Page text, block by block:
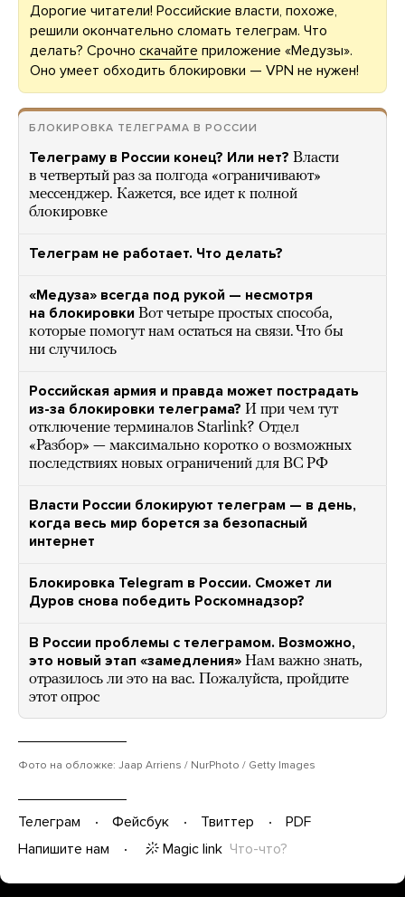
Дорогие читатели! Российские власти, похоже,
решили окончательно сломать телеграм. Что
делать? Срочно скачайте приложение «Медузы».
Оно умеет обходить блокировки — VPN не нужен!
БЛОКИРОВКА ТЕЛЕГРАМА В РОССИИ
Телеграму в России конец? Или нет? Власти
в четвертый раз за полгода «ограничивают»
мессенджер. Кажется, все идет к полной
блокировке
Телеграм не работает. Что делать?
«Медуза» всегда под рукой — несмотря
на блокировки Вот четыре простых способа,
которые помогут нам остаться на связи. Что бы
ни случилось
Российская армия и правда может пострадать
из-за блокировки телеграма? И при чем тут
отключение терминалов Starlink? Отдел
«Разбор» — максимально коротко о возможных
последствиях новых ограничений для ВС РФ
Власти России блокируют телеграм — в день,
когда весь мир борется за безопасный
интернет
Блокировка Telegram в России. Сможет ли
Дуров снова победить Роскомнадзор?
В России проблемы с телеграмом. Возможно,
это новый этап «замедления» Нам важно знать,
отразилось ли это на вас. Пожалуйста, пройдите
этот опрос
Фото на обложке: Jaap Arriens / NurPhoto / Getty Images
Телеграм Фейсбук Твиттер
PDF
Напишите нам
Magic link Что-что?